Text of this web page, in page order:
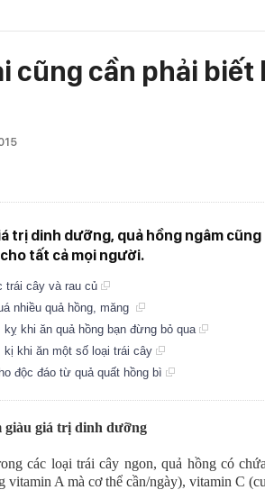
cũng cần phải biết
trị dinh dưỡng, quả hồng ngâm
tất cả mọi người.
cây và rau củ
nhiều quả hồng, măng
kỵ khi ăn quả hồng bạn đừng bỏ qua
kị khi ăn một số loại trái cây
độc đáo từ quả quất hồng bì
giàu giá trị dinh dưỡng
các loại trái cây ngon, quả hồng có
vitamin A mà cơ thể cần/ngày), vitamin C